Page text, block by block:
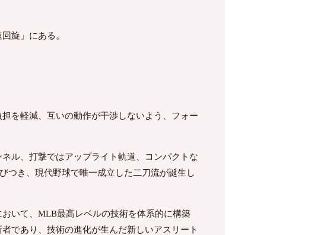
旋」にある。
を軽減、互いの動作が干渉しないよう、フォー
ル、打撃ではアップライト軌道、コンパクトな
つき、現代野球で唯一成立した二刀流が誕生し
いて、MLB最高レベルの技術を体系的に構築
であり、技術の進化が生んだ新しいアスリート